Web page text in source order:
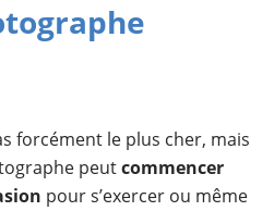
forcément le plus cher, mais
peutcommencer
pour s’exercer ou même